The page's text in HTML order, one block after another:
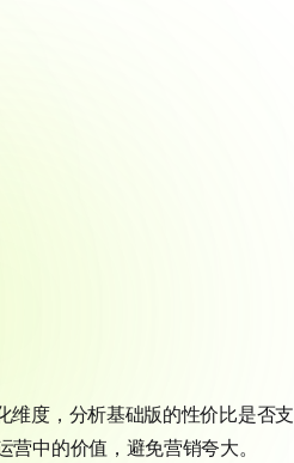
维度，分析基础版的性价比是否支
营中的价值，避免营销夸大。